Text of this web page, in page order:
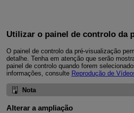
Utilizar o painel de controlo da
O painel de controlo da pré-visualização
detalhe. Tenha em atenção que serão
painel de controlo quando forem
informações, consulte Reprodução de
Nota
Alterar a ampliação